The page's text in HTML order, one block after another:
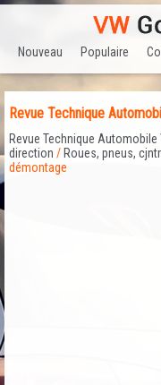
Nouveau Populaire
Revue Technique
Revue Technique
direction / Roues, pneus,
démontage